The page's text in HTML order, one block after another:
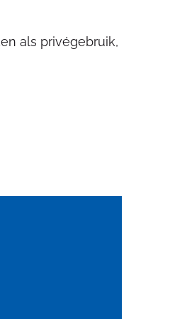
als privégebruik,